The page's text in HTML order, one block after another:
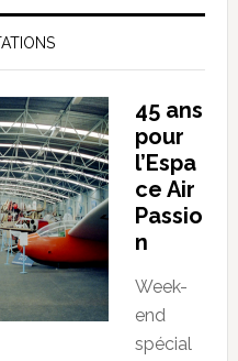
45 ans
pour
l’Espa
ce Air
Passio
n
Week-
end
spécial